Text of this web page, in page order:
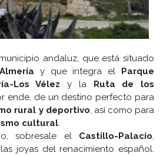
andaluz, que está situado
Almería y que integra el Parque
Los Vélez y la Ruta de los
ende, de un destino perfecto para
rural y deportivo, así como para
cultural.
sobresale el Castillo-Palacio,
joyas del renacimiento español.